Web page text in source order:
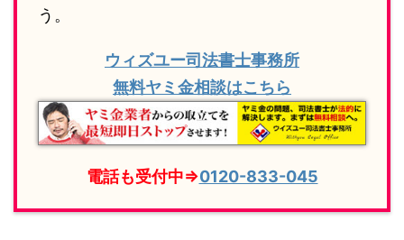
う。
ウィズユー司法書士事務所
無料ヤミ金相談はこちら
電話も受付中⇒0120-833-045